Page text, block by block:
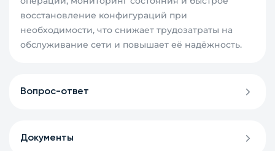
восстановление конфигураций при
необходимости, что снижает трудозатраты на
обслуживание сети и повышает её надёжность.
Вопрос-ответ
Документы